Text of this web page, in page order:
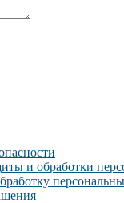
и обработки